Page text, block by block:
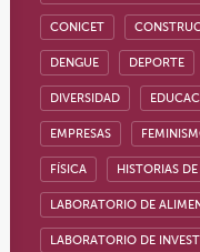
CONICET
DENGUE DEPORTE
DIVERSIDAD
EMPRESAS
FÍSICA HISTORIAS
LABORATORIO DE
LABORATORIO DE